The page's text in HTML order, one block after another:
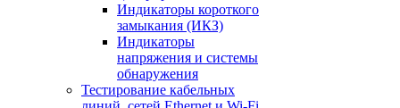
Индикаторы короткого
замыкания (ИКЗ)
Индикаторы
напряжения и системы
обнаружения
Тестирование кабельных